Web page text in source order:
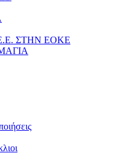
ΣΤΗΝ ΕΟΚΕ